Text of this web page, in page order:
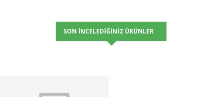
SON İNCELEDIĞINIZ ÜRÜNLER